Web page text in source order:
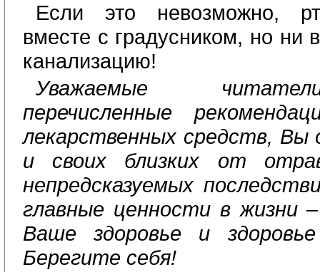
Если это невозможно,
вместе с градусником, но ни
канализацию!
Уважаемые
перечисленные
лекарственных средств, Вы
и своих близких от
непредсказуемых
главные ценности в жизни
Ваше здоровье и
Берегите себя!